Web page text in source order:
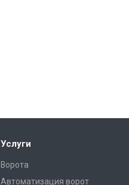
Услуги
Ворота
Автоматизация ворот